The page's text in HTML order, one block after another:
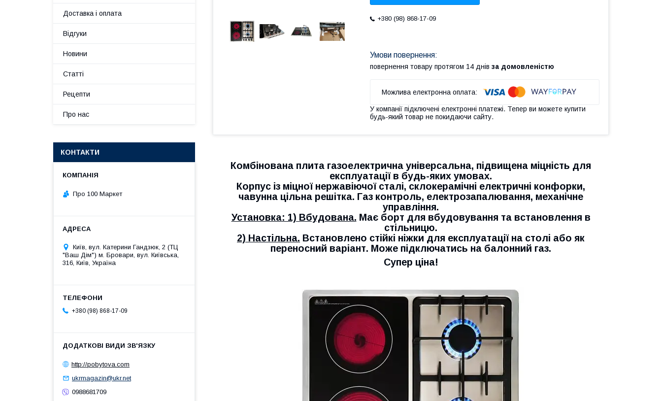
+380 (98) 868-17-09
повернення товару протягом 14 днів за домовленістю
У компанії підключені електронні платежі. Тепер ви можете купити
будь-який товар не покидаючи сайту.
Комбінована плита газоелектрична універсальна, підвищена міцність для
експлуатації в будь-яких умовах.
Корпус із міцної нержавіючої сталі, склокерамічні електричні конфорки,
чавунна цільна решітка. Газ контроль, електрозапалювання, механічне
управління.
Установка: 1) Вбудована. Має борт для вбудовування та встановлення в
стільницю.
2) Настільна. Встановлено стійкі ніжки для експлуатації на столі або як
переносний варіант. Може підключатись на балонний газ.
Супер ціна!
Доставка і оплата
Відгуки
Новини
Статті
Рецепти
Про нас
КОНТАКТИ
Про 100 Маркет
Київ, вул. Катерини Гандзюк, 2 (ТЦ
"Ваш Дім") м. Бровари, вул. Київська,
316, Київ, Україна
+380 (98) 868-17-09
http://pobytova.com
ukrmagazin@ukr.net
0988681709